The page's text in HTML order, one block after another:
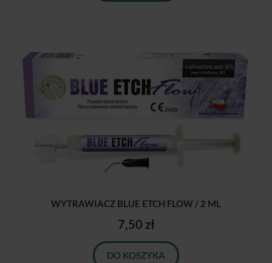
WYTRAWIACZ BLUE ETCH FLOW / 2 ML
7,50 zł
DO KOSZYKA